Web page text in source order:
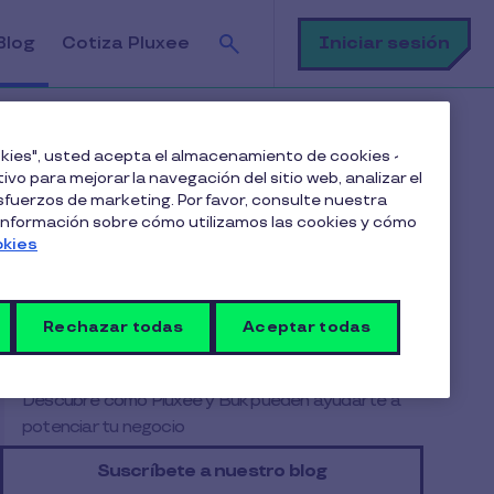
Cotiza Pluxee
Buscar
Iniciar sesión
Tabla de contenido
real
Un paso más en la construcción de un
ecosistema robusto
Descubre cómo Pluxee y Buk pueden ayudarte a
potenciar tu negocio
Suscríbete a nuestro blog
usted acepta el almacenamiento de cookies -
para mejorar la navegación del sitio web, analizar el
de marketing. Por favor, consulte nuestra
sobre cómo utilizamos las cookies y cómo
Rechazar todas Aceptar todas